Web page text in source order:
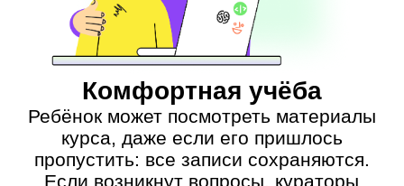
с педагогическим
опытом